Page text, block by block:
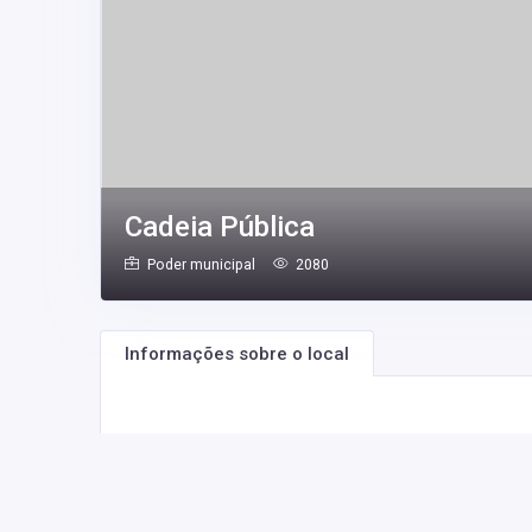
Cadeia Pública
Poder municipal 2080
Informações sobre o local